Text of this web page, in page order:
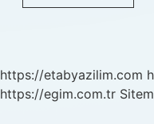
Etmek
https://etabyazilim.com
https://egim.com.tr